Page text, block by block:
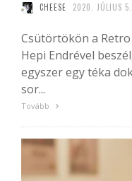
CHEESE 2020. JÚLIUS 5.
Csütörtökön a
Hepi Endrével
egyszer egy téka
sor...
Tovább